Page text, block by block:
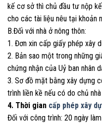
kế cơ sở thì chủ đầu tư nộp
cho các tài liệu nêu tại khoản
B.Đối với nhà ở nông thôn:
1. Đơn xin cấp giấy phép xây
2. Bản sao một trong những
chứng nhận của Uỷ ban nhân
3. Sơ đồ mặt bằng xây dựng
trình liền kề nếu có do chủ
4. Thời gian cấp phép xây
Đối với công trình: 20 ngày